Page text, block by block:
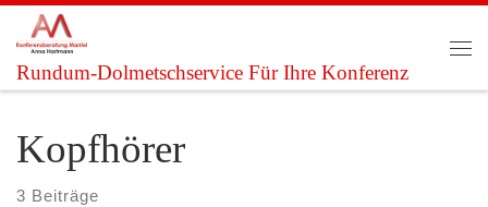
Zum Inhalt springen
Rundum-Dolmetschservice Für Ihre Konferenz
Kopfhörer
3 Beiträge